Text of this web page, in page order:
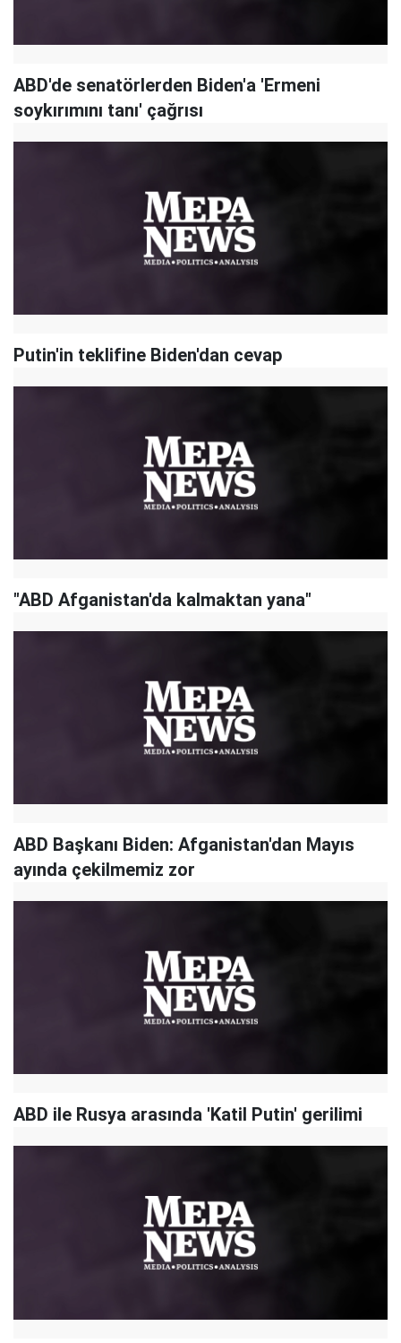
ABD'de senatörlerden Biden'a 'Ermeni
soykırımını tanı' çağrısı
Putin'in teklifine Biden'dan cevap
"ABD Afganistan'da kalmaktan yana"
ABD Başkanı Biden: Afganistan'dan Mayıs
ayında çekilmemiz zor
ABD ile Rusya arasında 'Katil Putin' gerilimi